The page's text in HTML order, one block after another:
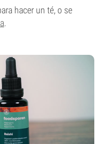
hacer un té, o se
.